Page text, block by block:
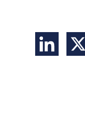
LinkedIn